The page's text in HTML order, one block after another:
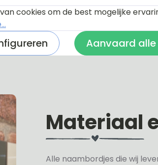
naambordje met Tinker paard.
Materiaal
Alle naambordjes die wij
cookies om de best mogelijke
Aanvaard